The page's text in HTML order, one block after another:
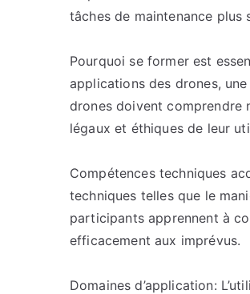
tâches de maintenance plus
Pourquoi se former est
applications des drones,
drones doivent comprendre
légaux et éthiques de leur
Compétences techniques
techniques telles que le
participants apprennent à
efficacement aux imprévus.
Domaines d’application: